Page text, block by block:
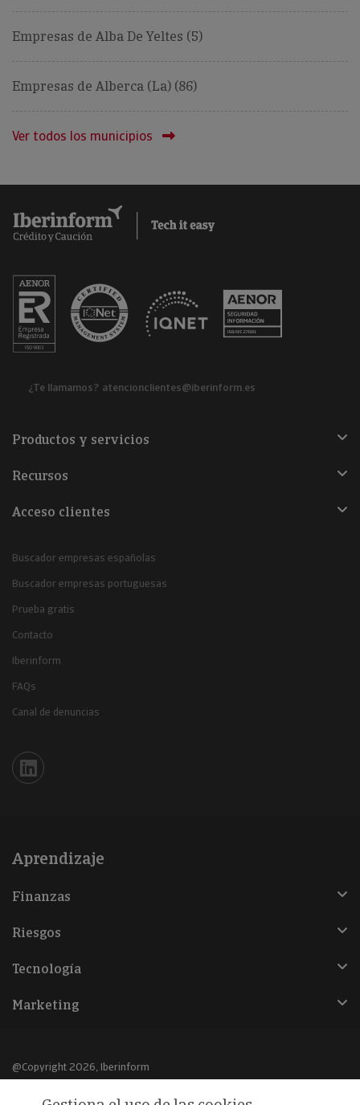
Empresas de Alba De Yeltes (5)
Empresas de Alberca (La) (86)
Ver todos los municipios
¿Te llamamos? atencionclientes@iberinform.es
Productos y servicios
Recursos
Acceso clientes
Buscador empresas españolas
Buscador empresas portuguesas
Prueba gratis
Contacto
Iberinform
FAQs
Canal de denuncias
Iberinform en Linkedin
Aprendizaje
Finanzas
Riesgos
Tecnología
Marketing
@Copyright 2026, Iberinform